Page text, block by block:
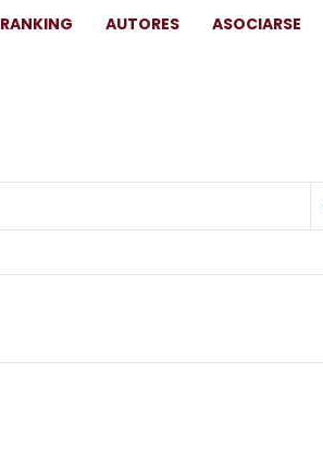
RANKING AUTORES ASOCIARSE